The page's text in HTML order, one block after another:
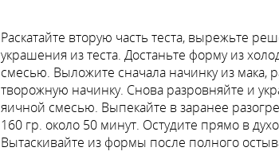
Раскатайте вторую часть теста, вырежьте
украшения из теста. Достаньте форму из
смесью. Выложите сначала начинку из мака,
творожную начинку. Снова разровняйте и
яичной смесью. Выпекайте в заранее
160 гр. около 50 минут. Остудите прямо в
Вытаскивайте из формы после полного